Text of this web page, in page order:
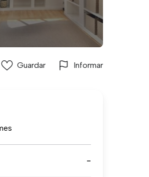
Guardar Informar
-